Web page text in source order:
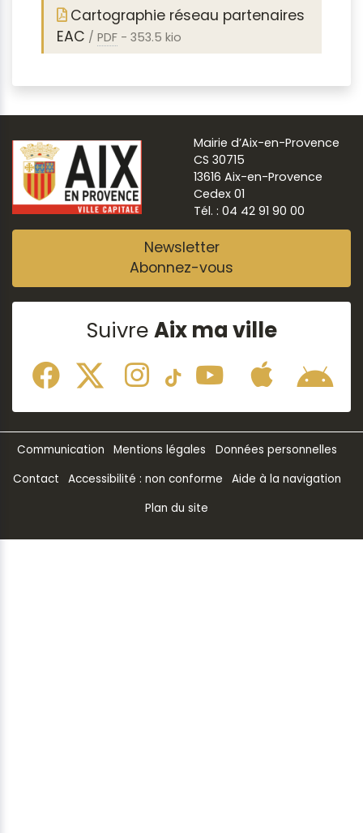
Cartographie réseau partenaires
EAC / PDF - 353.5 kio
Mairie d’Aix-en-Provence
CS 30715
13616 Aix-en-Provence
Cedex 01
Tél. : 04 42 91 90 00
Newsletter
Abonnez-vous
SuivreAix ma ville
Communication Mentions légales
Données personnelles
Contact
Accessibilité : non conforme
Aide à la navigation
Plan du site